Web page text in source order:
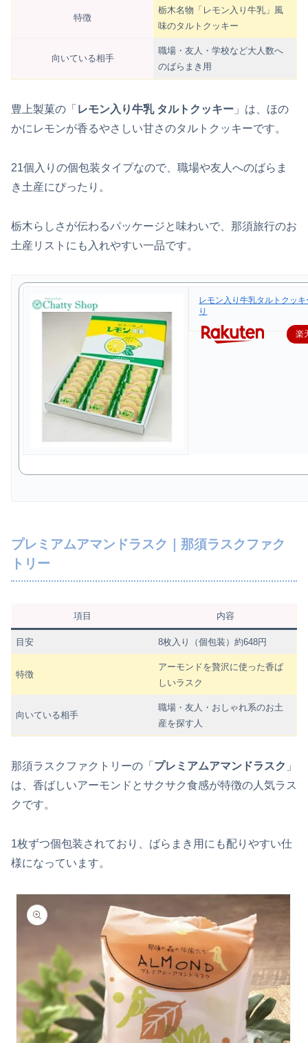
特徴
栃木名物「レモン入り牛乳」風
味のタルトクッキー
向いている相手
職場・友人・学校など大人数へ
のばらまき用
豊上製菓の「 レモン入り牛乳 タルトクッキー 」は、ほの
かにレモンが香るやさしい甘さのタルトクッキーです。
21個入りの個包装タイプなので、職場や友人へのばらま
き土産にぴったり。
栃木らしさが伝わるパッケージと味わいで、那須旅行のお
土産リストにも入れやすい一品です。
レモン入り牛乳タルトクッ
り
楽
プレミアムアマンドラスク｜那須ラスクファク
トリー
項目 内容
目安 8枚入り（個包装）約648円
特徴
アーモンドを贅沢に使った香ば
しいラスク
向いている相手
職場・友人・おしゃれ系のお土
産を探す人
那須ラスクファクトリーの「 プレミアムアマンドラスク 」
は、香ばしいアーモンドとサクサク食感が特徴の人気ラス
クです。
1枚ずつ個包装されており、ばらまき用にも配りやすい仕
様になっています。